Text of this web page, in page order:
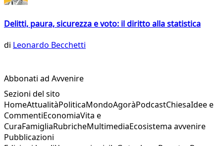
Delitti, paura, sicurezza e voto: il diritto alla statistica
di Leonardo Becchetti
Abbonati ad Avvenire
Sezioni del sito
HomeAttualitàPoliticaMondoAgoràPodcastChiesaIdee e
CommentiEconomiaVita e
CuraFamigliaRubricheMultimediaEcosistema avvenire
Pubblicazioni